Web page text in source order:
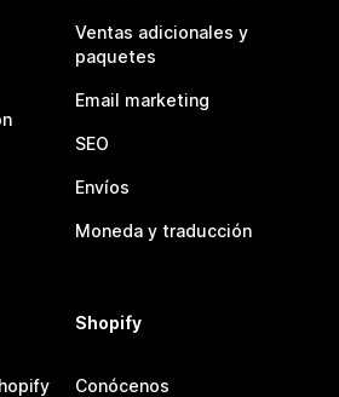
Ventas adicionales y
paquetes
Email marketing
SEO
Envíos
Moneda y traducción
Shopify
Conócenos